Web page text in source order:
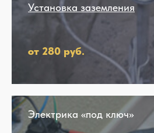
Установка заземления
от 280 руб.
Электрика «под ключ»